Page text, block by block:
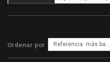
Ordenar por Referencia: más bajo primero